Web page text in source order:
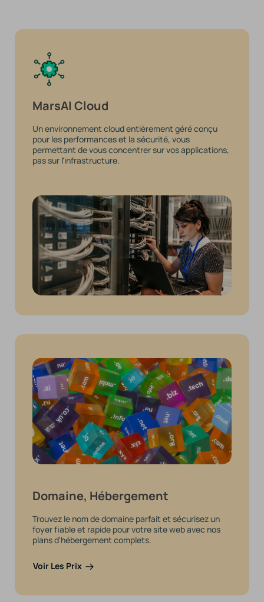
MarsAI Cloud
Un environnement cloud entièrement géré conçu
pour les performances et la sécurité, vous
permettant de vous concentrer sur vos applications,
pas sur l'infrastructure.
Domaine, Hébergement
Trouvez le nom de domaine parfait et sécurisez un
foyer fiable et rapide pour votre site web avec nos
plans d'hébergement complets.
Voir Les Prix